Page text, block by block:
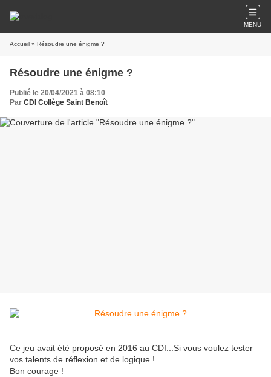
MENU
Accueil » Résoudre une énigme ?
Résoudre une énigme ?
Publié le 20/04/2021 à 08:10
Par CDI Collège Saint Benoît
Ce jeu avait été proposé en 2016 au CDI...Si vous voulez tester
vos talents de réflexion et de logique !...
Bon courage !